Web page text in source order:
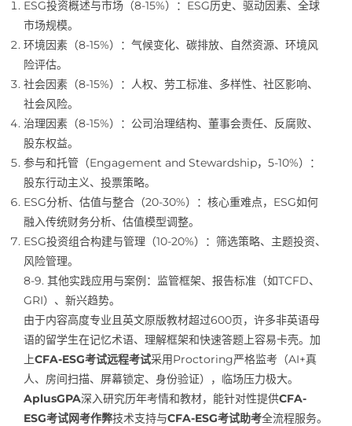
ESG投资概述与市场（8-15%）：ESG历史、驱动因素、全球
市场规模。
环境因素（8-15%）：气候变化、碳排放、自然资源、环境风
险评估。
社会因素（8-15%）：人权、劳工标准、多样性、社区影响、
社会风险。
治理因素（8-15%）：公司治理结构、董事会责任、反腐败、
股东权益。
参与和托管（Engagement and Stewardship，5-10%）：
股东行动主义、投票策略。
ESG分析、估值与整合（20-30%）：核心重难点，ESG如何
融入传统财务分析、估值模型调整。
ESG投资组合构建与管理（10-20%）：筛选策略、主题投资、
风险管理。
8-9. 其他实践应用与案例：监管框架、报告标准（如TCFD、
GRI）、新兴趋势。
由于内容高度专业且英文原版教材超过600页，许多非英语母
语的留学生在记忆术语、理解框架和快速答题上容易卡壳。加
上CFA-ESG考试远程考试采用Proctoring严格监考（AI+真
人、房间扫描、屏幕锁定、身份验证），临场压力极大。
AplusGPA深入研究历年考情和教材，能针对性提供CFA-
ESG考试网考作弊技术支持与CFA-ESG考试助考全流程服务。